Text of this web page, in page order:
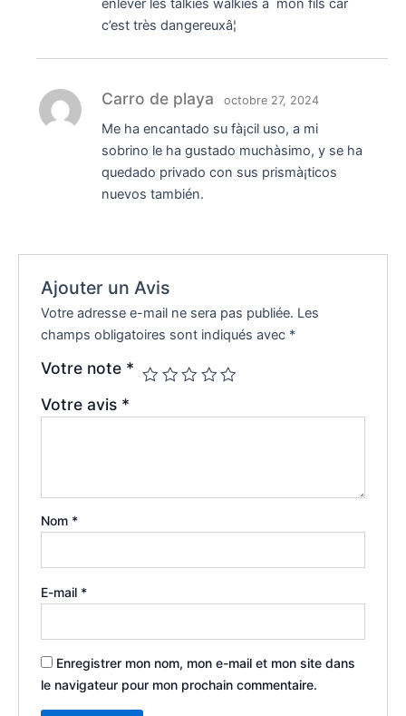
enlever les talkies walkies à mon fils car
c’est très dangereuxâ¦
Carro de playa octobre 27, 2024
Me ha encantado su fà¡cil uso, a mi
sobrino le ha gustado muchà­simo, y se ha
quedado privado con sus prismà¡ticos
nuevos también.
Ajouter un Avis
Votre adresse e-mail ne sera pas publiée. Les
champs obligatoires sont indiqués avec *
Votre note *
Votre avis *
Nom *
E-mail *
Enregistrer mon nom, mon e-mail et mon site dans
le navigateur pour mon prochain commentaire.